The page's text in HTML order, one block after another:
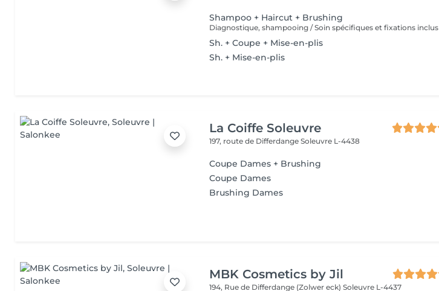
Shampoo + Haircut + Brushing
Diagnostique, shampooing / Soin spécifiques et fixations inclus
Sh. + Coupe + Mise-en-plis
Sh. + Mise-en-plis
La Coiffe Soleuvre
197, route de DifferdangeSoleuvre L-4438
Coupe Dames + Brushing
Coupe Dames
Brushing Dames
MBK Cosmetics by Jil
194, Rue de Differdange (Zolwer eck)Soleuvre L-4437